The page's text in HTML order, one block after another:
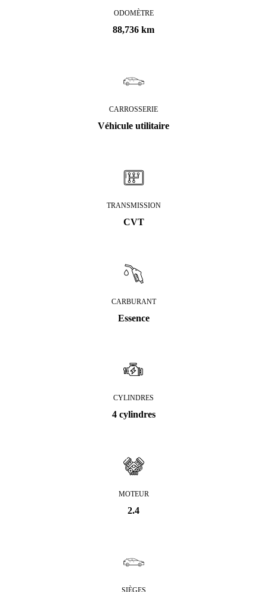
ODOMÈTRE
88,736 km
CARROSSERIE
Véhicule utilitaire
TRANSMISSION
CVT
CARBURANT
Essence
CYLINDRES
4 cylindres
MOTEUR
2.4
SIÈGES